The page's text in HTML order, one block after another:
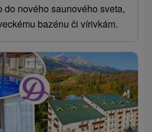
do nového saunového sveta,
bazénu či vírivkám.